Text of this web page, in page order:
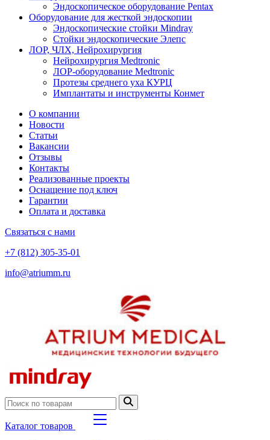
Эндоскопическое оборудование Pentax
Оборудование для жесткой эндоскопии
Эндоскопические стойки Mindray
Стойки эндоскопические Элепс
ЛОР, ЧЛХ, Нейрохирургия
Нейрохирургия Medtronic
ЛОР-оборудование Medtronic
Протезы среднего уха КУРЦ
Имплантаты и инструменты Конмет
О компании
Новости
Статьи
Вакансии
Отзывы
Контакты
Реализованные проекты
Оснащение под ключ
Гарантии
Оплата и доставка
Связаться с нами
+7 (812) 305-35-01
info@atriumm.ru
Каталог товаров